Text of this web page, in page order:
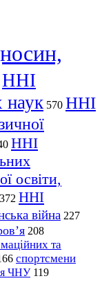
ННІ
наук 570 ННІ
ННІ
освіти,
372 ННІ
війна 227
208
та
спортсмени
ЧНУ 119